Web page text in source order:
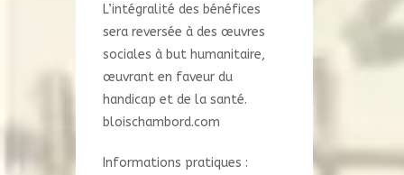
L’intégralité des bénéfices
sera reversée à des œuvres
sociales à but humanitaire,
œuvrant en faveur du
handicap et de la santé.
bloischambord.com
Informations pratiques :